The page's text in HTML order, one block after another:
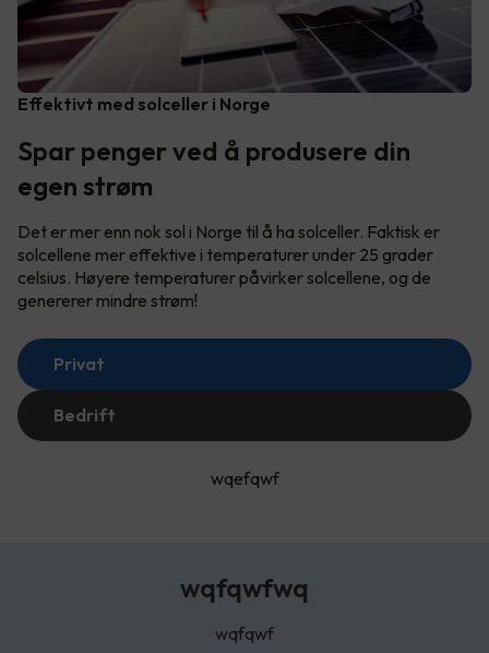
Effektivt med solceller i Norge
Spar penger ved å produsere din
egen strøm
Det er mer enn nok sol i Norge til å ha solceller. Faktisk er
solcellene mer effektive i temperaturer under 25 grader
celsius. Høyere temperaturer påvirker solcellene, og de
genererer mindre strøm!
Privat
Bedrift
wqefqwf
wqfqwfwq
wqfqwf